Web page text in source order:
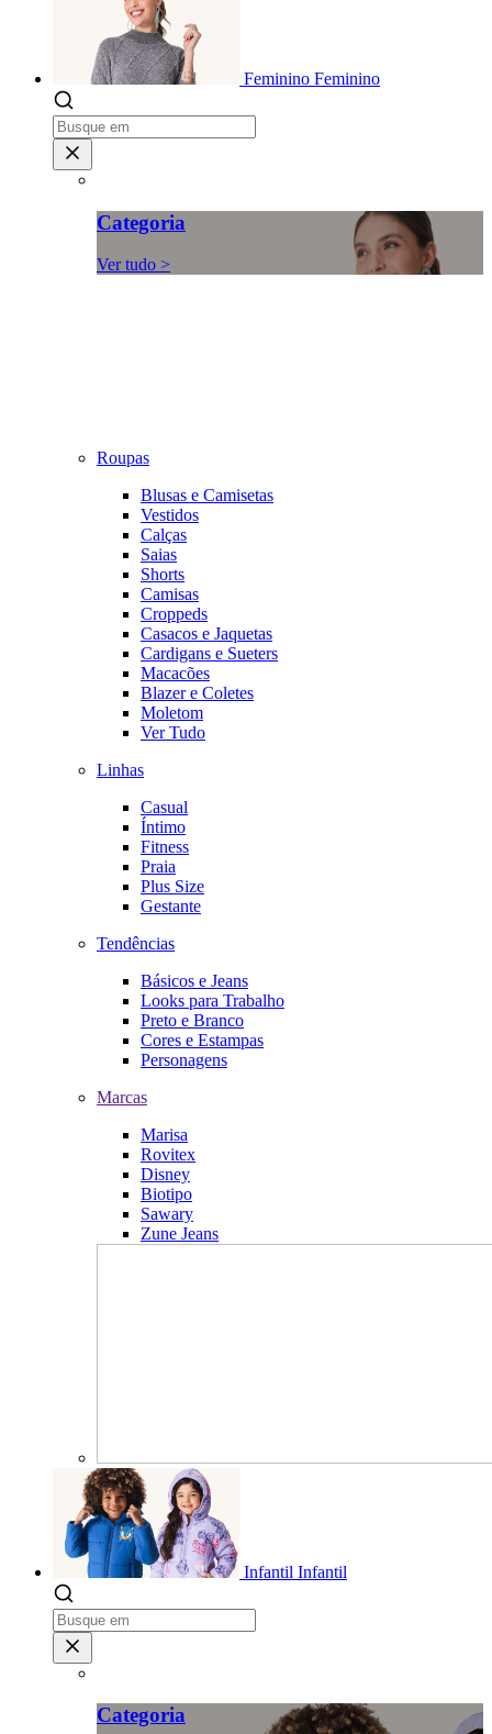
Feminino Feminino
Categoria
Ver tudo >
Roupas
Blusas e Camisetas
Vestidos
Calças
Saias
Shorts
Camisas
Croppeds
Casacos e Jaquetas
Cardigans e Sueters
Macacões
Blazer e Coletes
Moletom
Ver Tudo
Linhas
Casual
Íntimo
Fitness
Praia
Plus Size
Gestante
Tendências
Básicos e Jeans
Looks para Trabalho
Preto e Branco
Cores e Estampas
Personagens
Marcas
Marisa
Rovitex
Disney
Biotipo
Sawary
Zune Jeans
Infantil Infantil
Categoria